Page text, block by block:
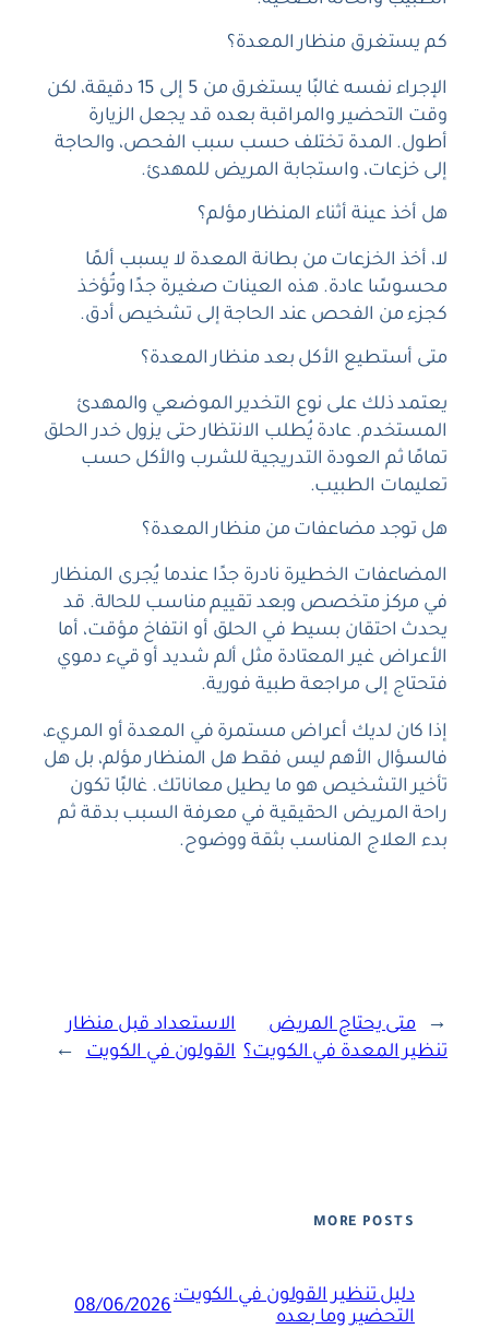
كم يستغرق منظار المعدة؟
الإجراء نفسه غالبًا يستغرق من 5 إلى 15 دقيقة، لكن
وقت التحضير والمراقبة بعده قد يجعل الزيارة
أطول. المدة تختلف حسب سبب الفحص، والحاجة
إلى خزعات، واستجابة المريض للمهدئ.
هل أخذ عينة أثناء المنظار مؤلم؟
لا، أخذ الخزعات من بطانة المعدة لا يسبب ألمًا
محسوسًا عادة. هذه العينات صغيرة جدًا وتُؤخذ
كجزء من الفحص عند الحاجة إلى تشخيص أدق.
متى أستطيع الأكل بعد منظار المعدة؟
يعتمد ذلك على نوع التخدير الموضعي والمهدئ
المستخدم. عادة يُطلب الانتظار حتى يزول خدر الحلق
تمامًا ثم العودة التدريجية للشرب والأكل حسب
تعليمات الطبيب.
هل توجد مضاعفات من منظار المعدة؟
المضاعفات الخطيرة نادرة جدًا عندما يُجرى المنظار
في مركز متخصص وبعد تقييم مناسب للحالة. قد
يحدث احتقان بسيط في الحلق أو انتفاخ مؤقت، أما
الأعراض غير المعتادة مثل ألم شديد أو قيء دموي
فتحتاج إلى مراجعة طبية فورية.
إذا كان لديك أعراض مستمرة في المعدة أو المريء،
فالسؤال الأهم ليس فقط هل المنظار مؤلم، بل هل
تأخير التشخيص هو ما يطيل معاناتك. غالبًا تكون
راحة المريض الحقيقية في معرفة السبب بدقة ثم
بدء العلاج المناسب بثقة ووضوح.
←
متى يحتاج المريض
تنظير المعدة في الكويت؟
الاستعداد قبل منظار
القولون في الكويت
→
MORE POSTS
دليل تنظير القولون في الكويت:
التحضير وما بعده
08/06/2026